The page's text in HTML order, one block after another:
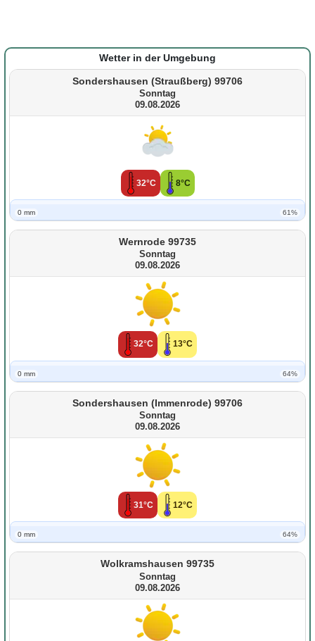
Wetter in der Umgebung
Sondershausen (Straußberg) 99706
Sonntag
09.08.2026
32°C 8°C
0 mm 61%
Wernrode 99735
Sonntag
09.08.2026
32°C 13°C
0 mm 64%
Sondershausen (Immenrode) 99706
Sonntag
09.08.2026
31°C 12°C
0 mm 64%
Wolkramshausen 99735
Sonntag
09.08.2026